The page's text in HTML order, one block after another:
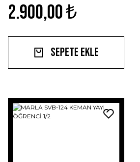
2.900,00 ₺
Sepete Ekle